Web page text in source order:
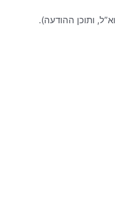
ותוכן ההודעה).